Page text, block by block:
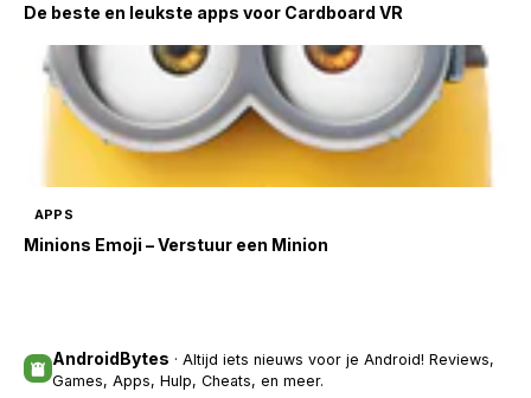
De beste en leukste apps voor Cardboard VR
APPS
Minions Emoji – Verstuur een Minion
AndroidBytes · Altijd iets nieuws voor je Android! Reviews,
Games, Apps, Hulp, Cheats, en meer.